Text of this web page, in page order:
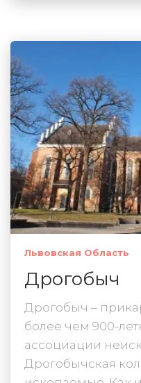
Львовская Область
Дрогобыч
Дрогобыч –
более чем 900-
ассоциации
Дрогобычская